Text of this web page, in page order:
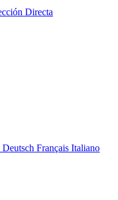
Directa
Deutsch Français Italiano